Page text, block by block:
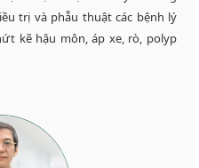
trị và phẫu thuật các bệnh lý
kẽ hậu môn, áp xe, rò, polyp